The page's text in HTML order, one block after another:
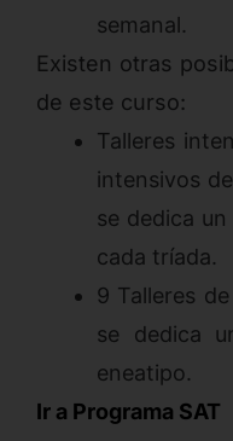
semanal.
Existen otras
de este curso:
Talleres
intensivos
se dedica
cada tríada.
9 Talleres
se dedica
eneatipo.
Ir a Programa SAT